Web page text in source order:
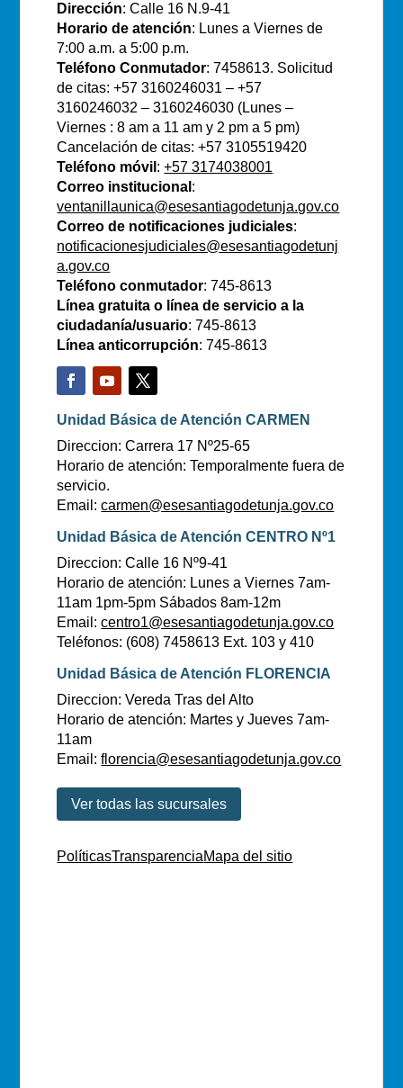
Dirección: Calle 16 N.9-41
Horario de atención: Lunes a Viernes de
7:00 a.m. a 5:00 p.m.
Teléfono Conmutador: 7458613. Solicitud
de citas: +57 3160246031 – +57
3160246032 – 3160246030 (Lunes –
Viernes : 8 am a 11 am y 2 pm a 5 pm)
Cancelación de citas: +57 3105519420
Teléfono móvil :+57 3174038001
Correo institucional :
ventanillaunica@esesantiagodetunja.gov.co
Correo de notificaciones judiciales:
notificacionesjudiciales@esesantiagodetunj
a.gov.co
Teléfono conmutador: 745-8613
Línea gratuita o línea de servicio a la
ciudadanía/usuario: 745-8613
Línea anticorrupción: 745-8613
Unidad Básica de Atención CARMEN
Direccion: Carrera 17 Nº25-65
Horario de atención: Temporalmente fuera de
servicio.
Email:carmen@esesantiagodetunja.gov.co
Unidad Básica de Atención CENTRO Nº1
Direccion: Calle 16 Nº9-41
Horario de atención: Lunes a Viernes 7am-
11am 1pm-5pm Sábados 8am-12m
Email:centro1@esesantiagodetunja.gov.co
Teléfonos: (608) 7458613 Ext. 103 y 410
Unidad Básica de Atención FLORENCIA
Direccion: Vereda Tras del Alto
Horario de atención: Martes y Jueves 7am-
11am
Email:florencia@esesantiagodetunja.gov.co
Ver todas las sucursales
PolíticasTransparenciaMapa del sitio